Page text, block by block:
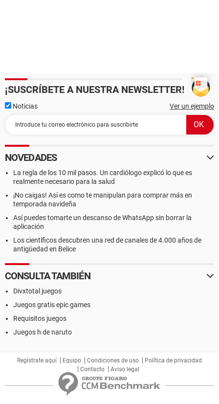
¡SUSCRÍBETE A NUESTRA NEWSLETTER!
Noticias Ver un ejemplo
NOVEDADES
La regla de los 10 mil pasos. Un cardiólogo explicó lo que es
realmente necesario para la salud
¡No caigas! Así es como te manipulan para comprar más en
temporada navideña
Así puedes tomarte un descanso de WhatsApp sin borrar la
aplicación
Los científicos descubren una red de canales de 4.000 años de
antigüedad en Belice
CONSULTA TAMBIÉN
Divxtotal juegos
Juegos gratis epic games
Requisitos juegos
Juegos h de naruto
Regístrate aquí Equipo Condiciones de uso
Política de privacidad
Contacto
Aviso legal